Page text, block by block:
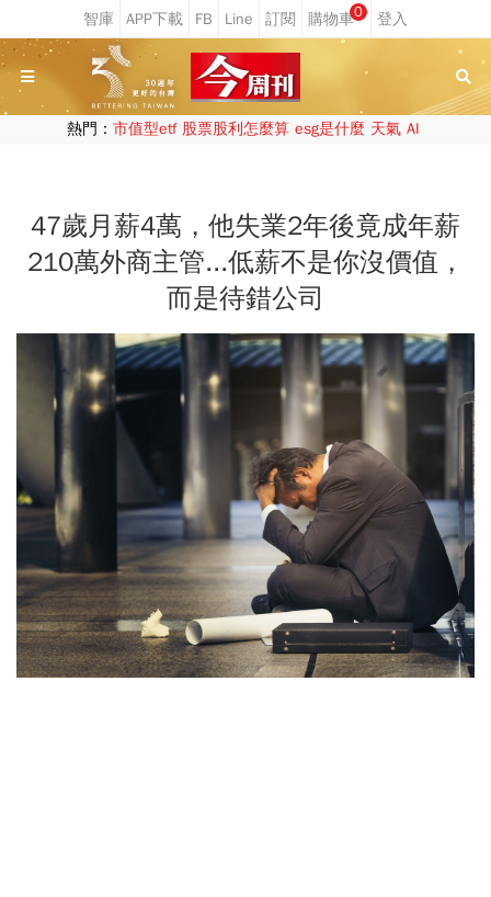
0
熱門： 市值型etf 股票股利怎麼算 esg是什麼 天氣 AI
47歲月薪4萬，他失業2年後竟成年薪
210萬外商主管...低薪不是你沒價值，
而是待錯公司